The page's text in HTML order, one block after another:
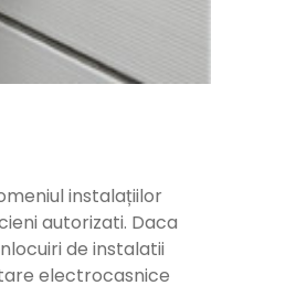
instalațiilor
autorizati. Daca
de instalatii
electrocasnice